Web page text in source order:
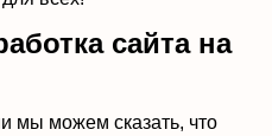
сайта на
мы можем сказать, что